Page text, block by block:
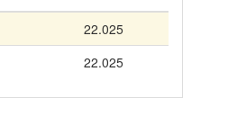
22.025
22.025